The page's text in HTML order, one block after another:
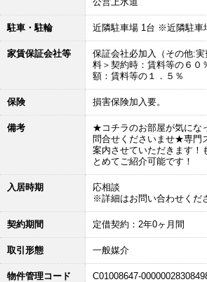
駐車・駐輪 近隣駐車場 1台 ※近隣駐車
家賃保証会社等
保証会社必加入（その他:
料＞契約時：賃料等の６０
額：賃料等の１．５％
保険 損害保険加入要。
備考
★コチラのお部屋が気にな
問合せくださいませ★専門
案内させていただきます！
とめてご紹介可能です！
入居時期
応相談
※詳細はお問い合わせくだ
契約期間 定借契約：2年0ヶ月間
取引形態 一般媒介
物件管理コード C01008647-